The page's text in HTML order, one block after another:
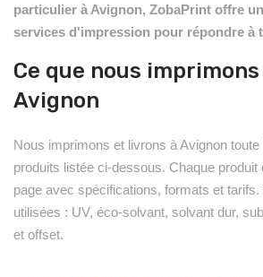
particulier à Avignon, ZobaPrint offre
services d'impression pour répondre à
Ce que nous
Avignon
Nous imprimons et livrons à Avignon
produits listée ci-dessous. Chaque
page avec spécifications, formats et tarifs.
utilisées : UV, éco-solvant, solvant dur,
et offset.